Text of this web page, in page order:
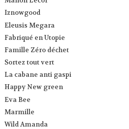
Iznowgood
Eleusis Megara
Fabriqué en Utopie
Famille Zéro déchet
Sortez tout vert
La cabane anti gaspi
Happy New green
Eva Bee
Marmille
Wild Amanda